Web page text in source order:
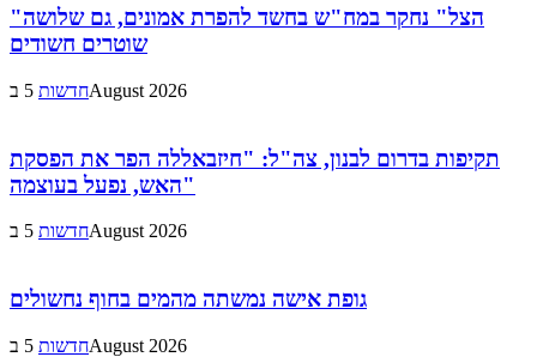
"הצל" נחקר במח"ש בחשד להפרת אמונים, גם שלושה
שוטרים חשודים
חדשות5 בAugust 2026
תקיפות בדרום לבנון, צה"ל: "חיזבאללה הפר את הפסקת
האש, נפעל בעוצמה"
חדשות5 בAugust 2026
גופת אישה נמשתה מהמים בחוף נחשולים
חדשות5 בAugust 2026